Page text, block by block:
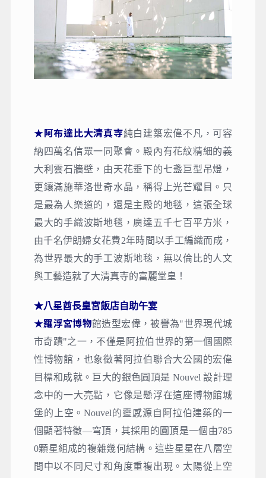
★阿布達比大清真寺純白建築宏偉不凡，可容
納四萬名信眾一同聚會。殿內有花紋精細的義
大利雲石牆壁，由天花垂下的七盞巨型吊燈，
更鑲滿施華洛世奇水晶，稱得上光芒耀目。只
是最為人樂道的，還是主殿的地毯，這張全球
最大的手織波斯地毯，廣達五千七百平方米，
由千名伊朗婦女花費2年時間以手工編織而成，
為世界最大的手工波斯地毯，無以倫比的人文
與工藝造就了大清真寺的富麗堂皇！
★八星酋長皇宮飯店自助午宴
★羅浮宮博物館造型宏偉，被譽為"世界現代城
市奇蹟"之一，不僅是阿拉伯世界的第一個國際
性博物館，也象徵著阿拉伯聯合大公國的宏偉
目標和成就。巨大的銀色圓頂是 Nouvel 設計理
念中的一大亮點，它像是懸浮在這座博物館城
堡的上空。Nouvel的靈感源自阿拉伯建築的一
個顯著特徵—穹頂，其採用的圓頂是一個由785
0顆星組成的複雜幾何結構。這些星星在八層空
間中以不同尺寸和角度重複出現。太陽從上空